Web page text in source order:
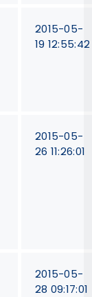
2015-05-
19 12:55:42
2015-05-
26 11:26:01
2015-05-
28 09:17:01